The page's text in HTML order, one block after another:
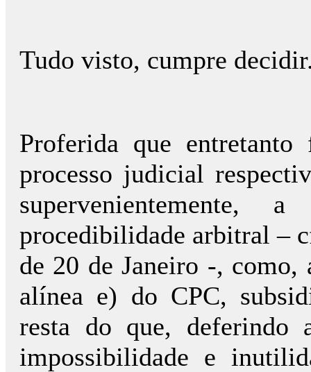
Tudo visto, cumpre
Proferida que
processo judicial
supervenientemente,
procedibilidade arbitral –
de 20 de Janeiro -, como,
alínea e) do CPC,
resta do que, deferindo
impossibilidade e